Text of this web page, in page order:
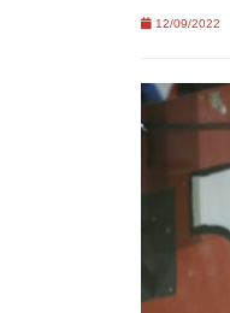
12/09/2022